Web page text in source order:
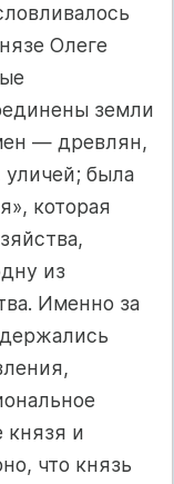
Олеге
земли
— древлян,
была
которая
из
Именно за
князя и
что князь